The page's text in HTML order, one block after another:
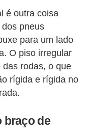
é outra coisa
pneus
para um lado
O piso irregular
rodas, o que
rígida e rígida no
braço de